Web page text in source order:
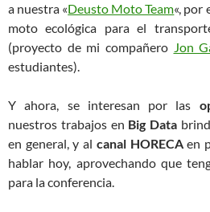
a nuestra «Deusto Moto Team«, por
moto ecológica para el
(proyecto de mi compañero Jon
estudiantes).
Y ahora, se interesan por las
nuestros trabajos en Big Data
en general, y al canal HORECAen
hablar hoy, aprovechando que
para la conferencia.